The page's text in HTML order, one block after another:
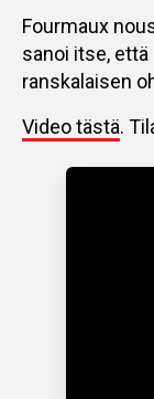
Fourmaux
sanoi itse,
ranskalaisen
Video tästä.